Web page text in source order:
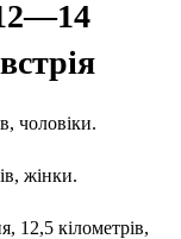
чоловіки.
жінки.
12,5 кілометрів,